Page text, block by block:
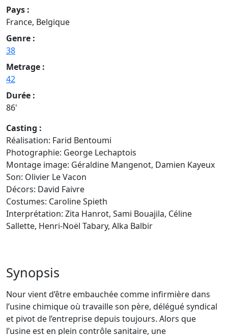
Pays :
France, Belgique
Genre :
38
Metrage :
42
Durée :
86'
Casting :
Réalisation: Farid Bentoumi
Photographie: George Lechaptois
Montage image: Géraldine Mangenot, Damien Kayeux
Son: Olivier Le Vacon
Décors: David Faivre
Costumes: Caroline Spieth
Interprétation: Zita Hanrot, Sami Bouajila, Céline
Sallette, Henri-Noël Tabary, Alka Balbir
Synopsis
Nour vient d’être embauchée comme infirmière dans
l’usine chimique où travaille son père, délégué syndical
et pivot de l’entreprise depuis toujours. Alors que
l’usine est en plein contrôle sanitaire, une